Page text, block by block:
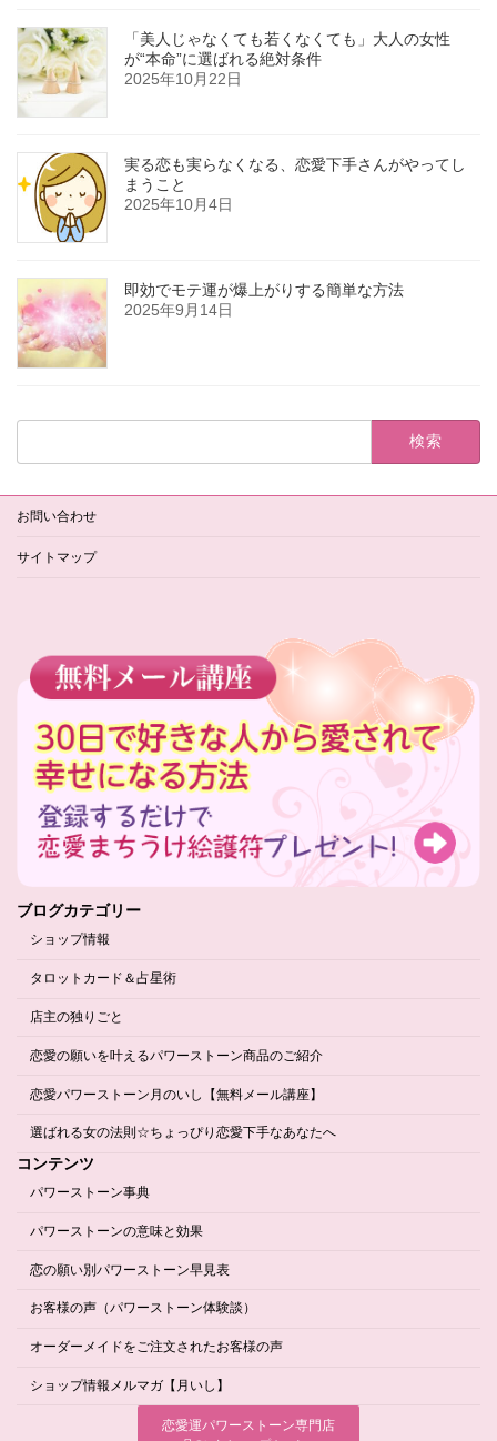
「美人じゃなくても若くなくても」大人の女性
が“本命”に選ばれる絶対条件
2025年10月22日
実る恋も実らなくなる、恋愛下手さんがやってし
まうこと
2025年10月4日
即効でモテ運が爆上がりする簡単な方法
2025年9月14日
検
お問い合わせ
サイトマップ
ブログカテゴリー
ショップ情報
タロットカード＆占星術
店主の独りごと
恋愛の願いを叶えるパワーストーン商品のご紹介
恋愛パワーストーン月のいし【無料メール講座】
選ばれる女の法則☆ちょっぴり恋愛下手なあなたへ
コンテンツ
パワーストーン事典
パワーストーンの意味と効果
恋の願い別パワーストーン早見表
お客様の声（パワーストーン体験談）
オーダーメイドをご注文されたお客様の声
ショップ情報メルマガ【月いし】
恋愛運パワーストーン専門店